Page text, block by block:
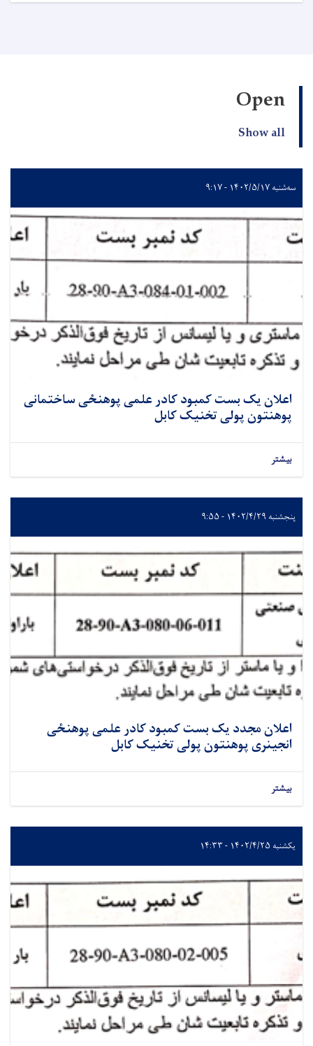
Open
Show all
سه‌شنبه ۱۴۰۲/۵/۱۷ - ۹:۱۷
اعلان یک بست کمبود کادر علمی پوهنځی ساختمانی
پوهنتون پولی تخنیک کابل
بیشتر
پنجشنبه ۱۴۰۲/۴/۲۹ - ۹:۵۵
اعلان مجدد یک بست کمبود کادر علمی پوهنځی
انجینری پوهنتون پولی تخنیک کابل
بیشتر
یکشنبه ۱۴۰۲/۴/۲۵ - ۱۴:۳۳